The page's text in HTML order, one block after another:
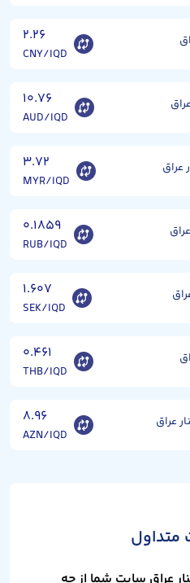
۲.۲۶
CNY/IQD
۱۰.۷۶
AUD/IQD
عراق ۳.۷۲
MYR/IQD
۰.۱۸۵۹
RUB/IQD
۱.۶۰۷
SEK/IQD
۰.۴۶۱
THB/IQD
عراق ۸.۹۶
AZN/IQD
متداول